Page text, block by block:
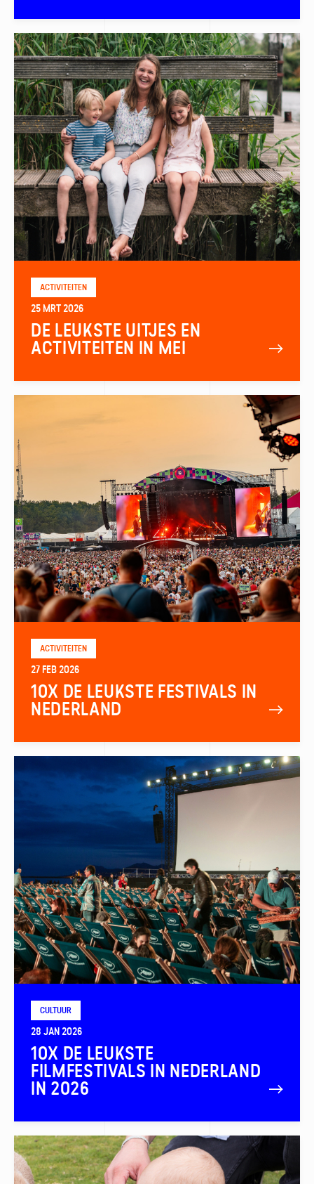
ACTIVITEITEN
25 MRT 2026
DE LEUKSTE UITJES EN
ACTIVITEITEN IN MEI
ACTIVITEITEN
27 FEB 2026
10X DE LEUKSTE FESTIVALS IN
NEDERLAND
CULTUUR
28 JAN 2026
10X DE LEUKSTE
FILMFESTIVALS IN NEDERLAND
IN 2026